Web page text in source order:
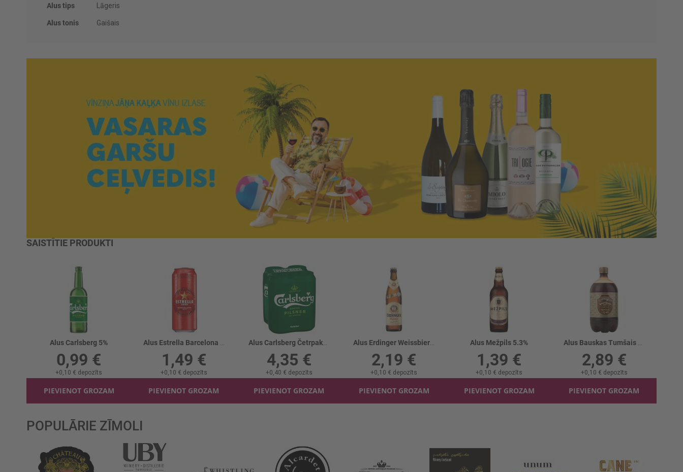
Alus tips Lāgeris
Alus tonis Gaišais
SAISTĪTIE PRODUKTI
Alus Carlsberg 5%
0,99 €
+0,10 € depozīts
PIEVIENOT GROZAM
Alus Estrella Barcelona Damm 4.6% skārd.
1,49 €
+0,10 € depozīts
PIEVIENOT GROZAM
Alus Carlsberg Četrpaka skārd. 5% 4x
4,35 €
+0,40 € depozīts
PIEVIENOT GROZAM
Alus Erdinger Weissbier 5.3%
2,19 €
+0,10 € depozīts
PIEVIENOT GROZAM
Alus Mežpils 5.3%
1,39 €
+0,10 € depozīts
PIEVIENOT GROZAM
Alus Bauskas Tumšais 5.5%
2,89 €
+0,10 € depozīts
PIEVIENOT GROZAM
POPULĀRIE ZĪMOLI